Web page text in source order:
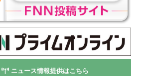
ニュース情報提供はこちら